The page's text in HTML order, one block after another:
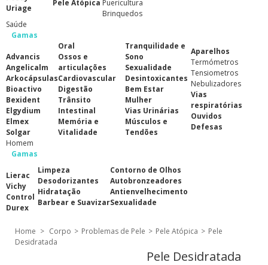
Uriage
Pele Atópica Puericultura
Brinquedos
Saúde
Gamas
Advancis
Angelicalm
Arkocápsulas
Bioactivo
Bexident
Elgydium
Elmex
Solgar
Oral
Ossos e
articulações
Cardiovascular
Digestão
Trânsito
Intestinal
Memória e
Vitalidade
Tranquilidade e
Sono
Sexualidade
Desintoxicantes
Bem Estar
Mulher
Vias Urinárias
Músculos e
Tendões
Aparelhos
Termómetros
Tensiometros
Nebulizadores
Vias
respiratórias
Ouvidos
Defesas
Homem
Gamas
Lierac
Vichy
Control
Durex
Limpeza
Desodorizantes
Hidratação
Barbear e Suavizar
Contorno de Olhos
Autobronzeadores
Antienvelhecimento
Sexualidade
Home > Corpo > Problemas de Pele > Pele Atópica > Pele
Desidratada
Pele Desidratada